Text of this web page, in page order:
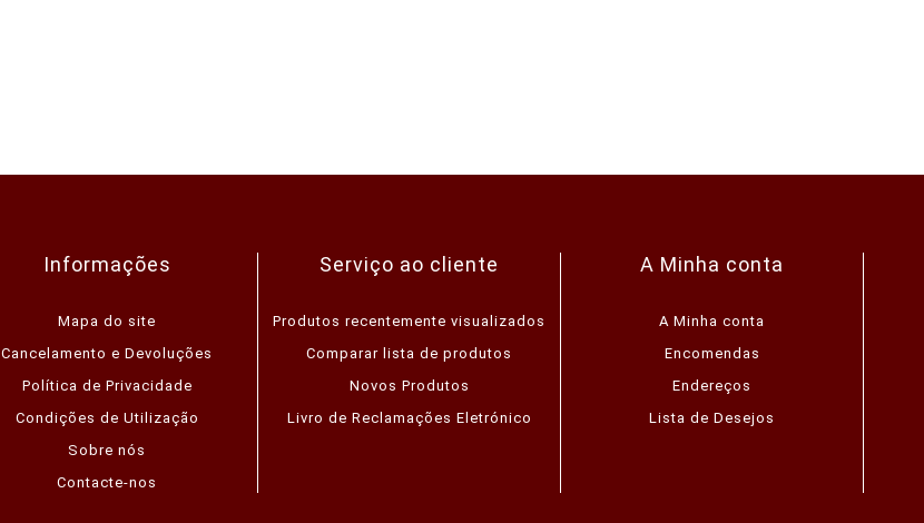
Informações
Mapa do site
Cancelamento e Devoluções
Política de Privacidade
Condições de Utilização
Sobre nós
Contacte-nos
Serviço ao cliente
Produtos recentemente visualizados
Comparar lista de produtos
Novos Produtos
Livro de Reclamações Eletrónico
A Minha conta
A Minha conta
Encomendas
Endereços
Lista de Desejos